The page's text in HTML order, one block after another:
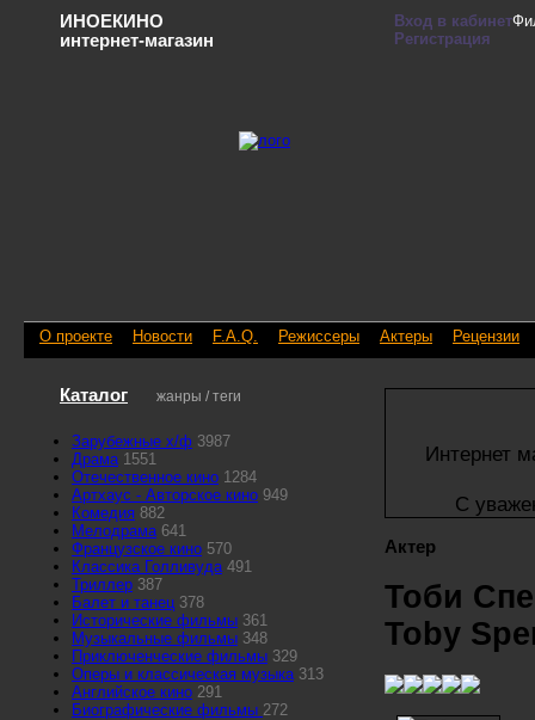
Интернет
С
Актер
Тоби
Toby
Каталог жанры / теги
Зарубежные х/ф 3987
Драма 1551
Отечественное кино 1284
Артхаус - Авторское кино 949
Комедия 882
Мелодрама 641
Французское кино 570
Классика Голливуда 491
Триллер 387
Балет и танец 378
Исторические фильмы 361
Музыкальные фильмы 348
Приключенческие фильмы 329
Оперы и классическая музыка 313
Английское кино 291
Биографические фильмы 272
О проекте Новости F.A.Q. Режиссеры Актеры Рецензии
ИНОЕКИНО
интернет-магазин
Вход в кабинет
Регистрация